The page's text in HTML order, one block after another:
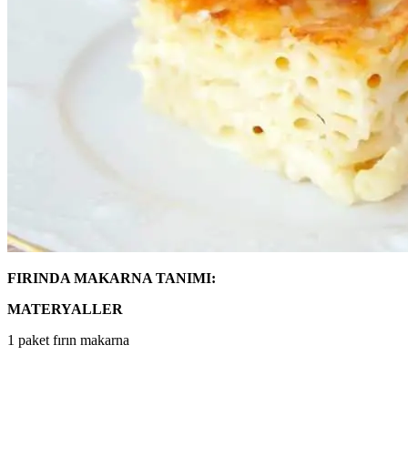
FIRINDA MAKARNA TANIMI:
MATERYALLER
1 paket fırın makarna